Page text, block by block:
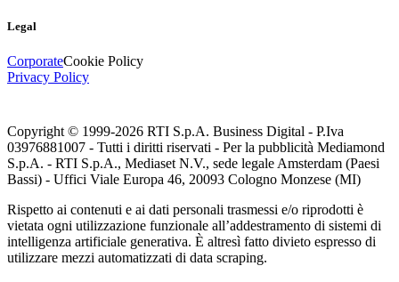
Legal
CorporateCookie Policy
Privacy Policy
Copyright © 1999-2026 RTI S.p.A. Business Digital - P.Iva
03976881007 - Tutti i diritti riservati - Per la pubblicità Mediamond
S.p.A. - RTI S.p.A., Mediaset N.V., sede legale Amsterdam (Paesi
Bassi) - Uffici Viale Europa 46, 20093 Cologno Monzese (MI)
Rispetto ai contenuti e ai dati personali trasmessi e/o riprodotti è
vietata ogni utilizzazione funzionale all’addestramento di sistemi di
intelligenza artificiale generativa. È altresì fatto divieto espresso di
utilizzare mezzi automatizzati di data scraping.